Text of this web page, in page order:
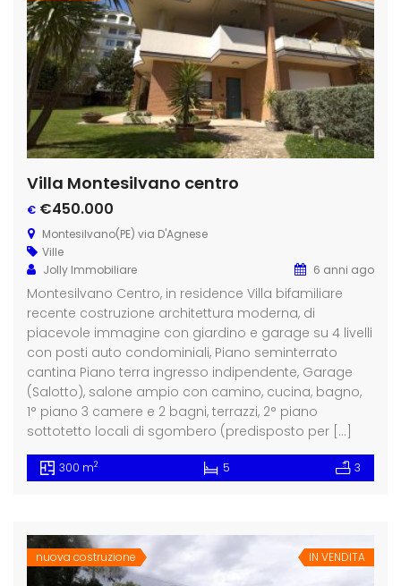
Villa Montesilvano centro
€ €450.000
Montesilvano(PE) via D'Agnese
Ville
Jolly Immobiliare
6 anni ago
Montesilvano Centro, in residence Villa bifamiliare
recente costruzione architettura moderna, di
piacevole immagine con giardino e garage su 4 livelli
con posti auto condominiali, Piano seminterrato
cantina Piano terra ingresso indipendente, Garage
(Salotto), salone ampio con camino, cucina, bagno,
1° piano 3 camere e 2 bagni, terrazzi, 2° piano
sottotetto locali di sgombero (predisposto per […]
300 m2 5 3
nuova costruzione IN VENDITA